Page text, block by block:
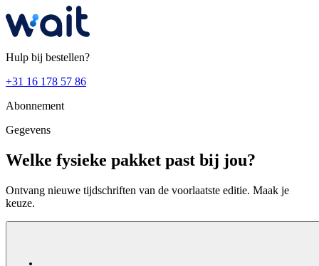
Hulp bij bestellen?
+31 16 178 57 86
Abonnement
Gegevens
Welke fysieke pakket past bij jou?
Ontvang nieuwe tijdschriften van de voorlaatste editie. Maak je
keuze.